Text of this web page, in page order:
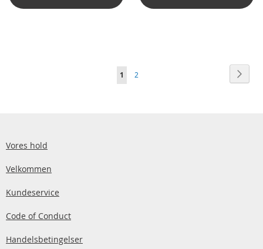
Du
1 Side
2
Vores hold
Velkommen
Kundeservice
Code of Conduct
Handelsbetingelser